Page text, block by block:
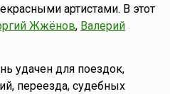
артистами. В этот
Жжёнов, Валерий
удачен для поездок,
переезда, судебных